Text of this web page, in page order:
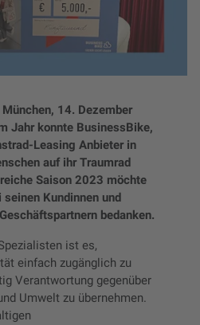
14. Dezember
Jahr konnte BusinessBike,
Leasing Anbieter in
auf ihr Traumrad
Saison 2023 möchte
Kundinnen und
bedanken.
ist es,
einfach zugänglich zu
Verantwortung gegenüber
Umwelt zu übernehmen.